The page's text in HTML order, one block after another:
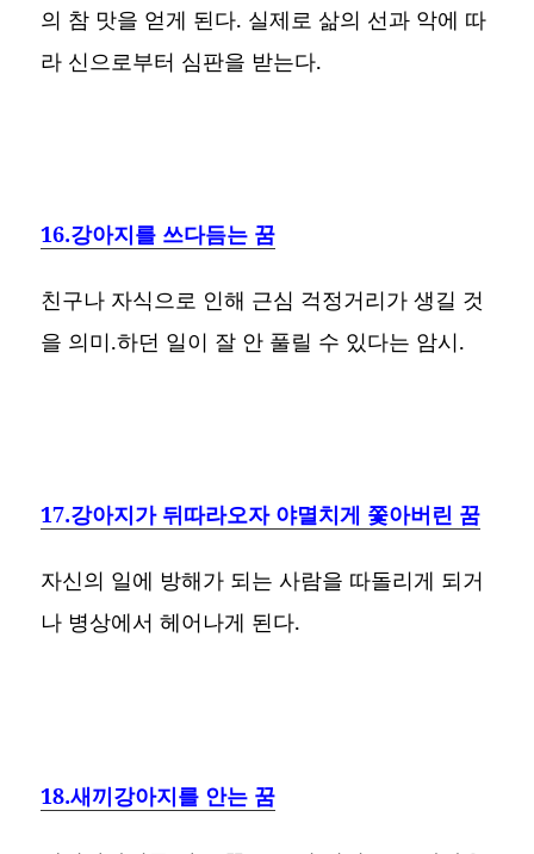
의 참 맛을 얻게 된다. 실제로 삶의 선과 악에 따
라 신으로부터 심판을 받는다.
16.강아지를 쓰다듬는 꿈
친구나 자식으로 인해 근심 걱정거리가 생길 것
을 의미.하던 일이 잘 안 풀릴 수 있다는 암시.
17.강아지가 뒤따라오자 야멸치게 쫓아버린 꿈
자신의 일에 방해가 되는 사람을 따돌리게 되거
나 병상에서 헤어나게 된다.
18.새끼강아지를 안는 꿈